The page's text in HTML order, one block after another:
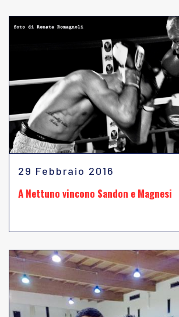
29 Febbraio 2016
A Nettuno vincono Sandon e Magnesi